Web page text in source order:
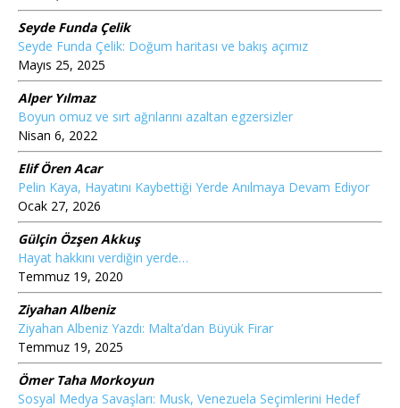
Seyde Funda Çelik
Seyde Funda Çelik: Doğum haritası ve bakış açımız
Mayıs 25, 2025
Alper Yılmaz
Boyun omuz ve sırt ağrılarını azaltan egzersizler
Nisan 6, 2022
Elif Ören Acar
Pelin Kaya, Hayatını Kaybettiği Yerde Anılmaya Devam Ediyor
Ocak 27, 2026
Gülçin Özşen Akkuş
Hayat hakkını verdiğin yerde…
Temmuz 19, 2020
Ziyahan Albeniz
Ziyahan Albeniz Yazdı: Malta’dan Büyük Firar
Temmuz 19, 2025
Ömer Taha Morkoyun
Sosyal Medya Savaşları: Musk, Venezuela Seçimlerini Hedef